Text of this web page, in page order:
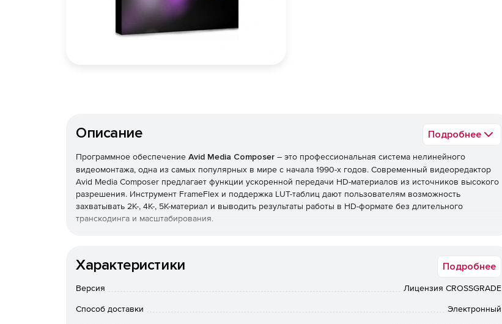
Описание Подробнее
Программное обеспечение Avid Media Composer – это профессиональная система нелинейного
видеомонтажа, одна из самых популярных в мире с начала 1990-х годов. Современный видеоредактор
Avid Media Composer предлагает функции ускоренной передачи HD-материалов из источников высокого
разрешения. Инструмент FrameFlex и поддержка LUT-таблиц дают пользователям возможность
захватывать 2K-, 4K-, 5K-материал и выводить результаты работы в HD-формате без длительного
транскодинга и масштабирования.
в фоновом режиме, и в работе над видеоматериалом не возникает простоев. Система управления
времени. По сравнению со стандартной версией продукта, специальная редакция Media Composer
Характеристики Подробнее
Версия Лицензия CROSSGRADE
Способ доставки Электронный